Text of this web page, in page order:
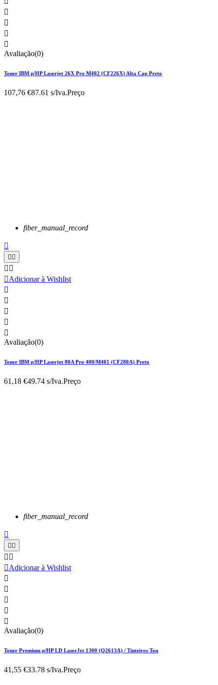




Avaliação(0)
Toner IBM p/HP Laserjet 26X Pro M402 (CF226X) Alta Cap Preto
107,76 €87.61 s/Iva.Preço
fiber_manual_record

 
 
Adicionar à Wishlist





Avaliação(0)
Toner IBM p/HP Laserjet 80A Pro 400/M401 (CF280A) Preto
61,18 €49.74 s/Iva.Preço
fiber_manual_record

 
 
Adicionar à Wishlist





Avaliação(0)
Toner Premium p/HP LD LaserJet 1300 (Q2613A) / Tinteiros Ton
41,55 €33.78 s/Iva.Preço